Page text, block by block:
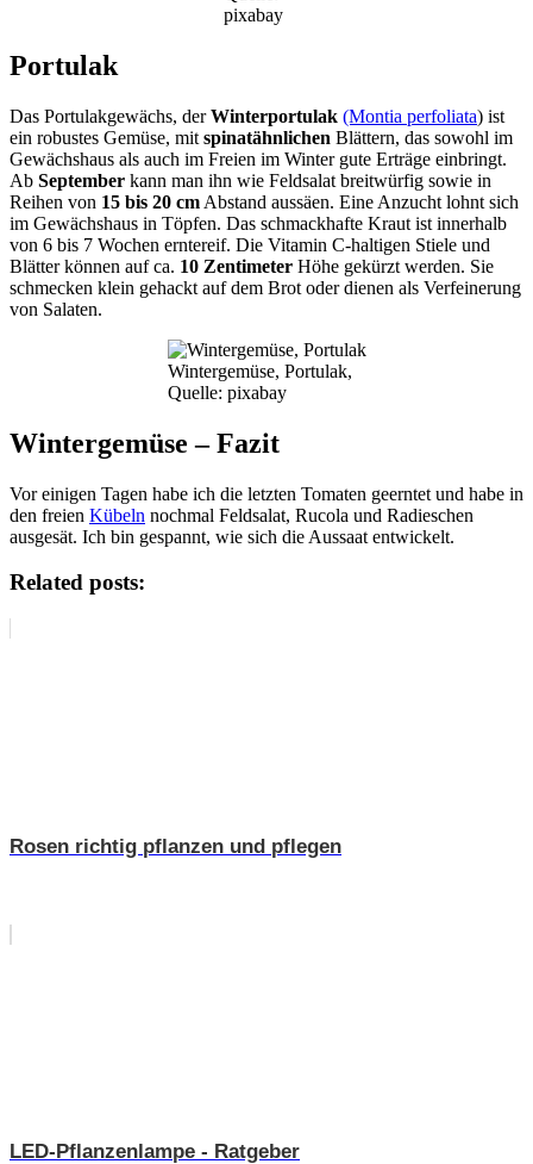
pixabay
Portulak
Das Portulakgewächs, derWinterportulak (Montia perfoliata) ist
ein robustes Gemüse, mit spinatähnlichen Blättern, das sowohl im
Gewächshaus als auch im Freien im Winter gute Erträge einbringt.
Ab September kann man ihn wie Feldsalat breitwürfig sowie in
Reihen von 15 bis 20 cm Abstand aussäen. Eine Anzucht lohnt sich
im Gewächshaus in Töpfen. Das schmackhafte Kraut ist innerhalb
von 6 bis 7 Wochen erntereif. Die Vitamin C-haltigen Stiele und
Blätter können auf ca. 10 Zentimeter Höhe gekürzt werden. Sie
schmecken klein gehackt auf dem Brot oder dienen als Verfeinerung
von Salaten.
Wintergemüse, Portulak,
Quelle: pixabay
Wintergemüse – Fazit
Vor einigen Tagen habe ich die letzten Tomaten geerntet und habe in
den freien Kübeln nochmal Feldsalat, Rucola und Radieschen
ausgesät. Ich bin gespannt, wie sich die Aussaat entwickelt.
Related posts:
Rosen richtig pflanzen und pflegen
LED-Pflanzenlampe - Ratgeber